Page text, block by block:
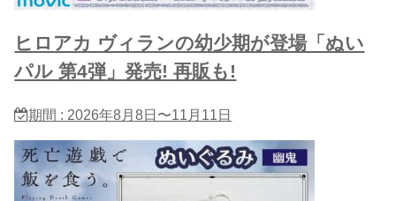
ヒロアカ ヴィランの幼少期が登場「ぬい
パル 第4弾」発売! 再販も!
期間 : 2026年8月8日〜11月11日